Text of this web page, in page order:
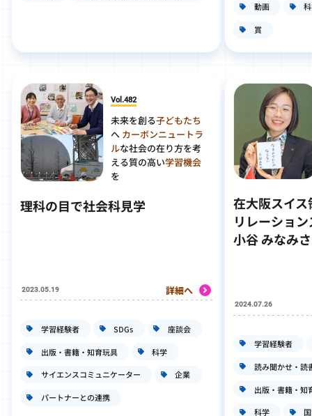
Vol.482
未来を創る子どもたち
へ カーボンニュートラ
ルな社会の在り方を考
える質の高い学習機会
を
理科の目で社会科見学
2023.05.19 詳細へ
学習経験者 SDGs 座談会
出版・書籍・知育玩具 科学
サイエンスコミュニケーター 企業
パートナーとの連携
動画
賞
在大阪スイ
リレーショ
小谷 みなみ
2024.07.26
学習経験者
読み聞かせ・読
出版・書籍・知
科学